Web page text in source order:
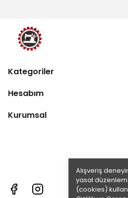
Alışveriş
yasal
(cookies)
Kategoriler
Hesabım
Kurumsal